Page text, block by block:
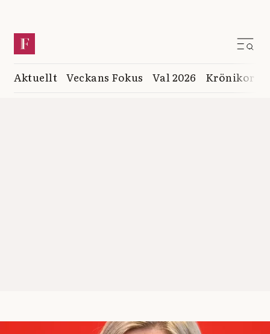
Aktuellt Veckans Fokus Val 2026 Krönikor